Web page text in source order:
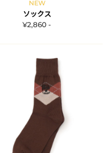
NEW
ソックス
¥2,860 -